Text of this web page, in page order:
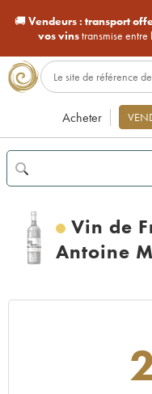
🚚Vendeurs : transport
vos vinstransmise
Acheter
Vin de
Antoine